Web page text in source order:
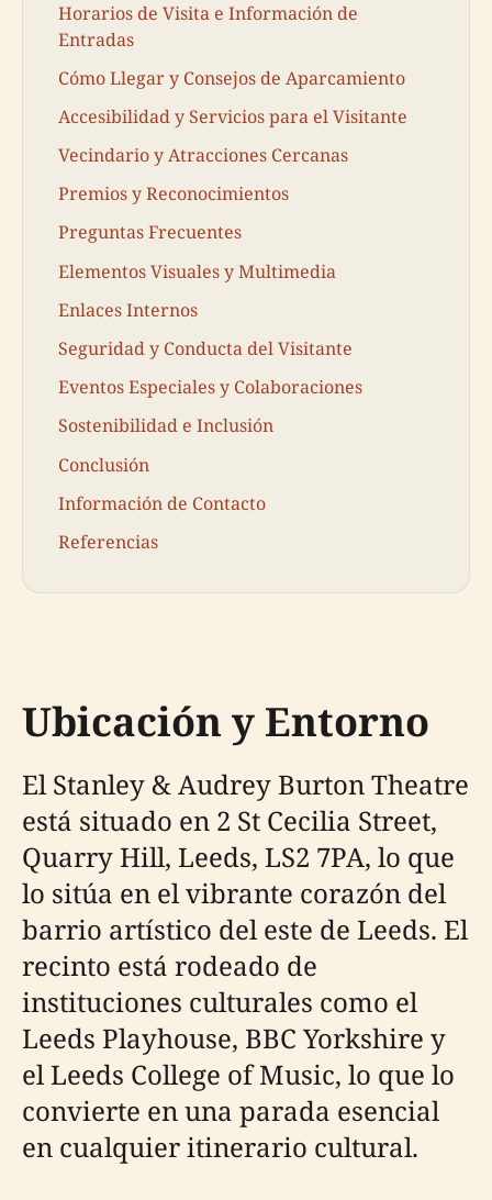
Horarios de Visita e Información de
Entradas
Cómo Llegar y Consejos de Aparcamiento
Accesibilidad y Servicios para el Visitante
Vecindario y Atracciones Cercanas
Premios y Reconocimientos
Preguntas Frecuentes
Elementos Visuales y Multimedia
Enlaces Internos
Seguridad y Conducta del Visitante
Eventos Especiales y Colaboraciones
Sostenibilidad e Inclusión
Conclusión
Información de Contacto
Referencias
Ubicación y Entorno
El Stanley & Audrey Burton Theatre
está situado en 2 St Cecilia Street,
Quarry Hill, Leeds, LS2 7PA, lo que
lo sitúa en el vibrante corazón del
barrio artístico del este de Leeds. El
recinto está rodeado de
instituciones culturales como el
Leeds Playhouse, BBC Yorkshire y
el Leeds College of Music, lo que lo
convierte en una parada esencial
en cualquier itinerario cultural.